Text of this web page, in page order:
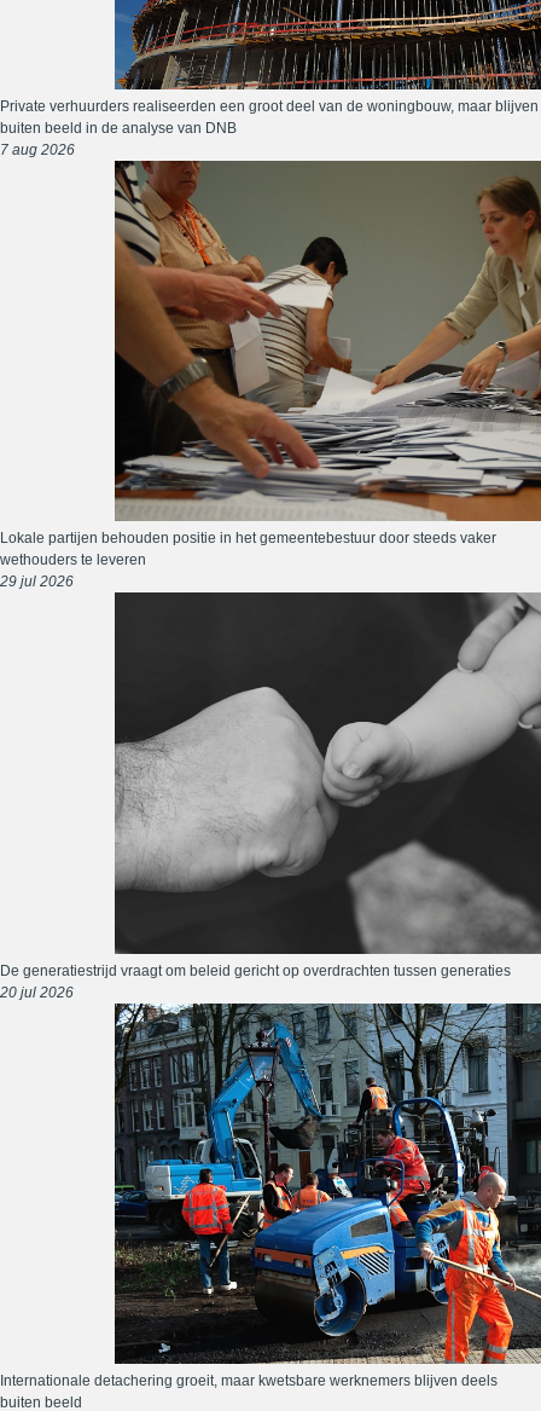
Private verhuurders realiseerden een groot deel van de woningbouw, maar blijven
buiten beeld in de analyse van DNB
7 aug 2026
Lokale partijen behouden positie in het gemeentebestuur door steeds vaker
wethouders te leveren
29 jul 2026
De generatiestrijd vraagt om beleid gericht op overdrachten tussen generaties
20 jul 2026
Internationale detachering groeit, maar kwetsbare werknemers blijven deels
buiten beeld